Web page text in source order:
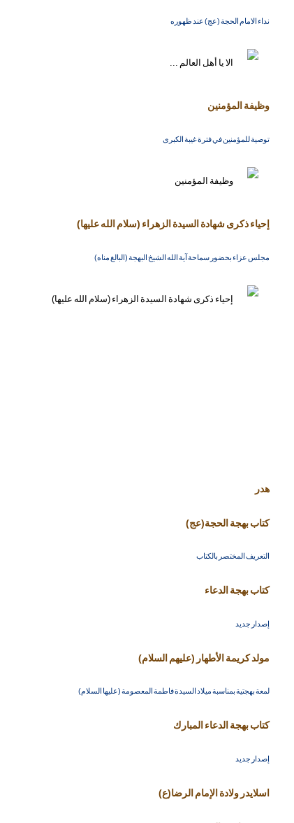
نداء الامام الحجة (عج) عند ظهوره
وظيفة المؤمنين
توصية للمؤمنين في فترة غيبة الكبرى
إحياء ذكرى شهادة السيدة الزهراء (سلام الله عليها)
مجلس عزاء بحضور سماحة آية الله الشيخ البهجة (البالغ مناه)
هدر
كتاب بهجة الحجة(عج)
التعريف المختصر بالكتاب
كتاب بهجة الدعاء
إصدار جديد
مولد كريمة الأطهار (عليهم السلام)
لمعة بهجتية بمناسبة ميلاد السيدة فاطمة المعصومة (عليها السلام)
كتاب بهجة الدعاء المبارك
إصدار جديد
اسلايدر ولادة الإمام الرضا(ع)